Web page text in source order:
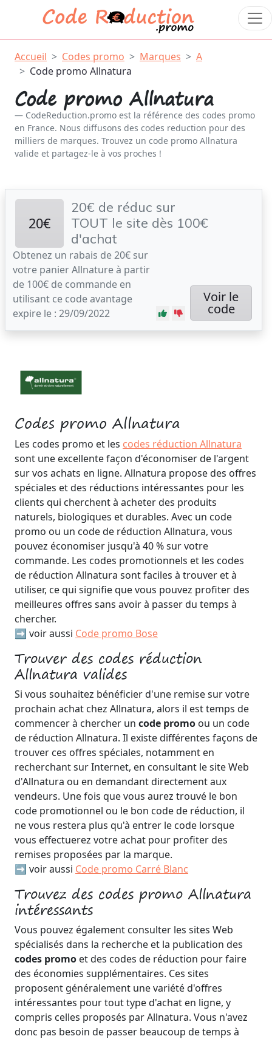
Accueil Codes promo Marques
A
Code promo Allnatura
Code promo Allnatura
CodeReduction.promo est la référence des codes promo
en France. Nous diffusons des codes reduction pour des
milliers de marques. Trouvez un code promo Allnatura
valide et partagez-le à vos proches !
Codes promo Allnatura
Les codes promo et les codes réduction Allnatura
sont une excellente façon d'économiser de l'argent
sur vos achats en ligne. Allnatura propose des offres
spéciales et des réductions intéressantes pour les
clients qui cherchent à acheter des produits
naturels, biologiques et durables. Avec un code
promo ou un code de réduction Allnatura, vous
pouvez économiser jusqu'à 40 % sur votre
commande. Les codes promotionnels et les codes
de réduction Allnatura sont faciles à trouver et à
utiliser, ce qui signifie que vous pouvez profiter des
meilleures offres sans avoir à passer du temps à
chercher.
➡️ voir aussi Code promo Bose
Trouver des codes réduction
Allnatura valides
Si vous souhaitez bénéficier d'une remise sur votre
prochain achat chez Allnatura, alors il est temps de
commencer à chercher un code promo ou un code
de réduction Allnatura. Il existe différentes façons de
trouver ces offres spéciales, notamment en
recherchant sur Internet, en consultant le site Web
d'Allnatura ou en demandant directement aux
vendeurs. Une fois que vous aurez trouvé le bon
code promotionnel ou le bon code de réduction, il
ne vous restera plus qu'à entrer le code lorsque
vous effectuerez votre achat pour profiter des
remises proposées par la marque.
➡️ voir aussi Code promo Carré Blanc
Trouvez des codes promo Allnatura
intéressants
Vous pouvez également consulter les sites Web
spécialisés dans la recherche et la publication des
codes promo et des codes de réduction pour faire
des économies supplémentaires. Ces sites
proposent généralement une variété d'offres
intéressantes pour tout type d'achat en ligne, y
compris celles proposés par Allnatura. Vous n'avez
donc pas besoin de passer beaucoup de temps à
20€
20€ de réduc sur
TOUT le site dès 100€
d'achat
Obtenez un rabais de 20€ sur
votre panier Allnature à partir
de 100€ de commande en
utilisant ce code avantage
expire le : 29/09/2022
Voir le
code